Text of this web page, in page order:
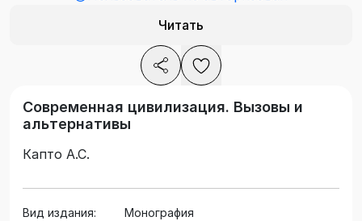
Читать
Современная цивилизация. Вызовы и
альтернативы
Капто А.С.
Вид издания:
Монография